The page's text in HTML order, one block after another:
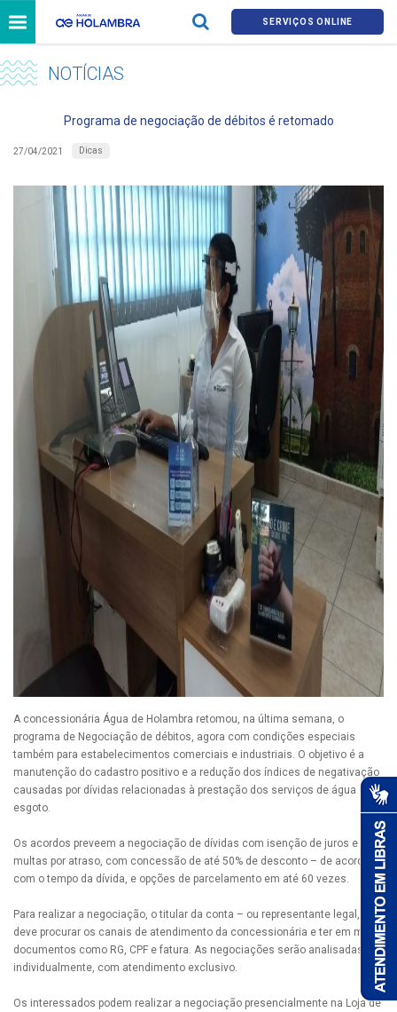
SERVIÇOS ONLINE
NOTÍCIAS
Programa de negociação de débitos é retomado
27/04/2021 Dicas
A concessionária Água de Holambra retomou, na última semana, o
programa de Negociação de débitos, agora com condições especiais
também para estabelecimentos comerciais e industriais. O objetivo é a
manutenção do cadastro positivo e a redução dos índices de negativação
causadas por dívidas relacionadas à prestação dos serviços de água e
esgoto.
Os acordos preveem a negociação de dívidas com isenção de juros e
multas por atraso, com concessão de até 50% de desconto – de acordo
com o tempo da dívida, e opções de parcelamento em até 60 vezes.
Para realizar a negociação, o titular da conta – ou representante legal,
deve procurar os canais de atendimento da concessionária e ter em mãos
documentos como RG, CPF e fatura. As negociações serão analisadas
individualmente, com atendimento exclusivo.
Os interessados podem realizar a negociação presencialmente na Loja de